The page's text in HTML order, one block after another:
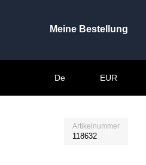
Meine Bestellung
De EUR
Artikelnummer
118632